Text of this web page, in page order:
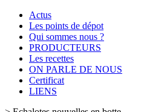
Actus
Les points de dépot
Qui sommes nous ?
PRODUCTEURS
Les recettes
ON PARLE DE NOUS
Certificat
LIENS